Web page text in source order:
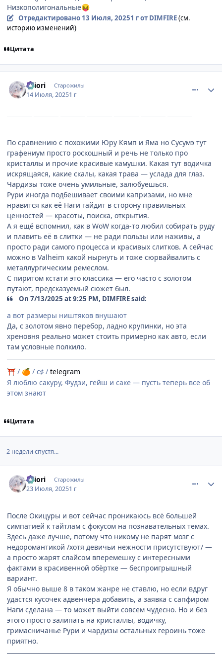
Низкополигональные😝
Отредактировано 13 Июля, 20251 гот DIMFIRE(см.
историю изменений)
Цитата
shiоri Старожилы
14 Июля, 20251 г
По сравнению с похожими Юру Кямп и Яма но Сусумэ тут
графениум просто роскошный и речь не только про
кристаллы и прочие красивые камушки. Какая тут водичка
искрящаяся, какие скалы, какая трава — услада для глаз.
Чардизы тоже очень умильные, залюбуешься.
Рури иногда подбешивает своими капризами, но мне
нравится как её Наги гайдит в сторону правильных
ценностей — красоты, поиска, открытия.
А я ещё вспомнил, как в WoW когда-то любил собирать руду
и плавить её в слитки — не ради пользы или наживы, а
просто ради самого процесса и красивых слитков. А сейчас
можно в Valheim какой нырнуть и тоже сюрвайвалить с
металлургическим ремеслом.
С пиритом кстати это классика — его часто с золотом
путают, предсказуемый сюжет был.
On 7/13/2025 at 9:25 PM, DIMFIRE said:
а вот размеры ништяков внушают
Да, с золотом явно перебор, ладно крупинки, но эта
хреновня реально может стоить примерно как авто, если
там условные полкило.
⛩ / 🍊 / c♯ / telegram
Я люблю сакуру, Фудзи, гейш и саке — пусть теперь все об
этом знают
Цитата
2 недели спустя...
shiоri Старожилы
23 Июля, 20251 г
После Окицуры и вот сейчас проникаюсь всё большей
симпатией к тайтлам с фокусом на познавательных темах.
Здесь даже лучше, потому что никому не парят мозг с
недоромантикой /хотя девичьи нежности присутствуют/ —
а просто жарят слайсом вперемешку с интересными
фактами в красивенной обёртке — беспроигрышный
вариант.
Я обычно выше 8 в таком жанре не ставлю, но если вдруг
удастся кусочек адвенчера добавить, а заявка с сапфиром
Наги сделана — то может выйти совсем чудесно. Но и без
этого просто залипать на кристаллы, водичку,
гримасничанье Рури и чардизы остальных героинь тоже
приятно.